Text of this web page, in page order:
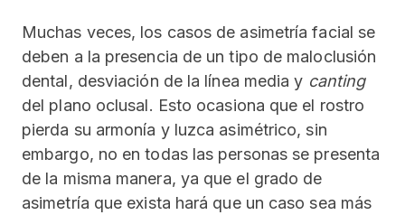
Muchas veces, los casos de asimetría facial se
deben a la presencia de un tipo de maloclusión
dental, desviación de la línea media y canting
del plano oclusal. Esto ocasiona que el rostro
pierda su armonía y luzca asimétrico, sin
embargo, no en todas las personas se presenta
de la misma manera, ya que el grado de
asimetría que exista hará que un caso sea más